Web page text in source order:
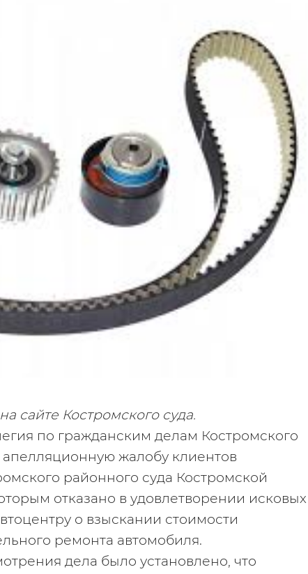
сайте Костромского суда.
по гражданским делам Костромского
апелляционную жалобу клиентов
районного суда Костромской
отказано в удовлетворении исковых
о взыскании стоимости
ремонта автомобиля.
дела было установлено, что